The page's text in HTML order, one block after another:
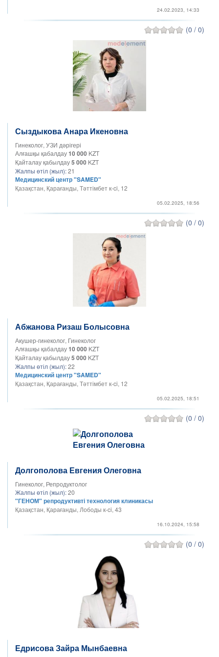
24.02.2023, 14:33
(0 / 0)
Сыздыкова Анара Икеновна
Гинеколог, УЗИ дәрігері
Алғашқы қабалдау10 000 KZT
Қайталау қабылдау5 000 KZT
Жалпы өтіл (жыл):21
Медицинский центр "SAMED"
Қазақстан, Қарағанды, Тәттімбет к-ci, 12​
05.02.2025, 18:56
(0 / 0)
Абжанова Ризаш Болысовна
Акушер-гинеколог, Гинеколог
Алғашқы қабалдау10 000 KZT
Қайталау қабылдау5 000 KZT
Жалпы өтіл (жыл):22
Медицинский центр "SAMED"
Қазақстан, Қарағанды, Тәттімбет к-ci, 12​
05.02.2025, 18:51
(0 / 0)
Долгополова Евгения Олеговна
Гинеколог, Репродуктолог
Жалпы өтіл (жыл):20
"ГЕНОМ" репродуктивті технология клиникасы
Қазақстан, Қарағанды, Лободы к-ci, 43
16.10.2024, 15:58
(0 / 0)
Едрисова Зайра Мынбаевна